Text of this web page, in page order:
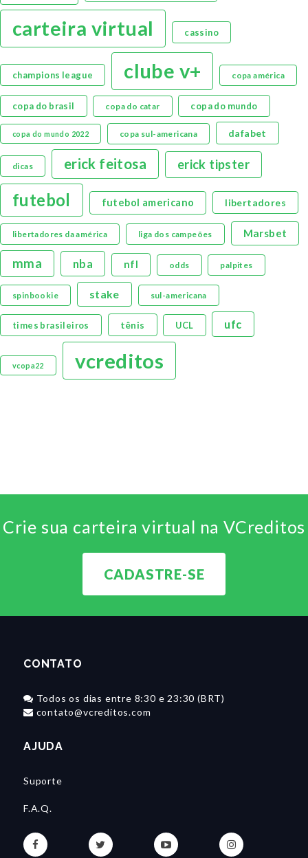
carteira virtual cassino
champions league clube v+ copa américa
copa do brasil copa do catar copa do mundo
copa do mundo 2022 copa sul-americana dafabet
dicas erick feitosa erick tipster
futebol futebol americano libertadores
libertadores da américa liga dos campeões Marsbet
mma nba nfl odds palpites
spinbookie stake sul-americana
times brasileiros tênis UCL ufc
vcopa22 vcreditos
Crie sua carteira virtual na VCreditos
CADASTRE-SE
CONTATO
Todos os dias entre 8:30 e 23:30 (BRT)
contato@vcreditos.com
AJUDA
Suporte
F.A.Q.